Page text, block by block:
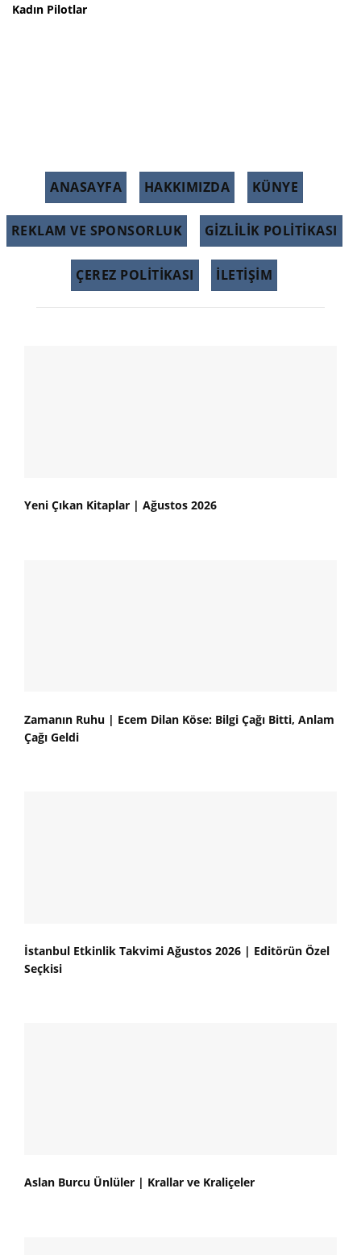
Kadın Pilotlar
ANASAYFA HAKKIMIZDA KÜNYE
REKLAM VE SPONSORLUK GIZLILIK POLITIKASI
ÇEREZ POLITIKASI İLETİŞİM
Yeni Çıkan Kitaplar | Ağustos 2026
Zamanın Ruhu | Ecem Dilan Köse: Bilgi Çağı Bitti, Anlam
Çağı Geldi
İstanbul Etkinlik Takvimi Ağustos 2026 | Editörün Özel
Seçkisi
Aslan Burcu Ünlüler | Krallar ve Kraliçeler